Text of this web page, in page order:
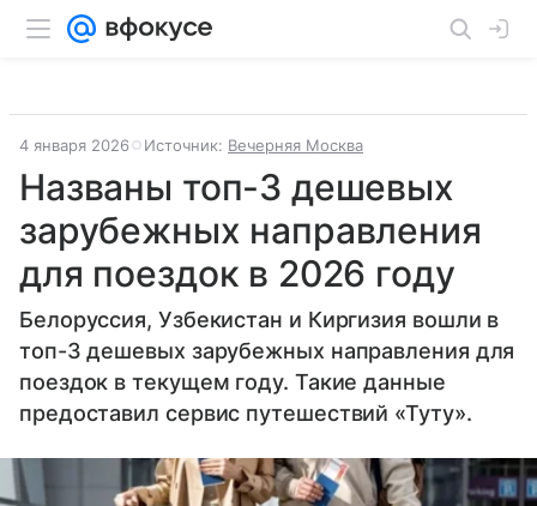
4 января 2026 Источник: Вечерняя Москва
Названы топ-3 дешевых
зарубежных направления
для поездок в 2026 году
Белоруссия, Узбекистан и Киргизия вошли в
топ-3 дешевых зарубежных направления для
поездок в текущем году. Такие данные
предоставил сервис путешествий «Туту».